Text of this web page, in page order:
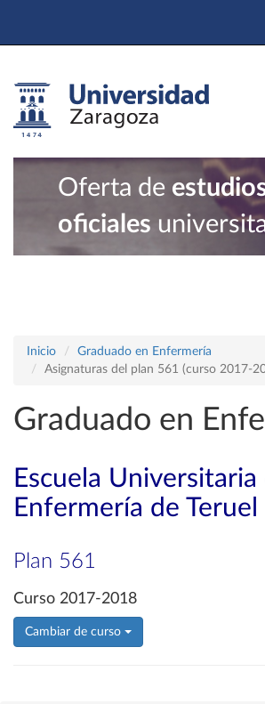
Oferta de
oficiales
Inicio
Graduado en Enfermería
Asignaturas del plan 561 (curso 2017-
Graduado en
Escuela Universitaria
Enfermería de Teruel
Plan 561
Curso 2017-2018
Cambiar de curso